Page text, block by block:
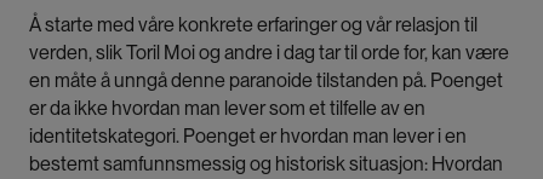
Å starte med våre konkrete erfaringer og vår relasjon til
verden, slik Toril Moi og andre i dag tar til orde for, kan være
en måte å unngå denne paranoide tilstanden på. Poenget
er da ikke hvordan man lever som et tilfelle av en
identitetskategori. Poenget er hvordan man lever i en
bestemt samfunnsmessig og historisk situasjon: Hvordan